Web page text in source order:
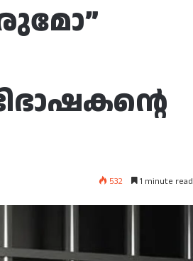
532 1 minute read